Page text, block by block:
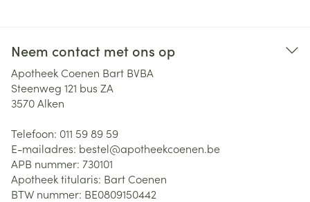
Neem contact met ons op
Apotheek Coenen Bart BVBA
Steenweg 121 bus ZA
3570Alken
Telefoon: 011 59 89 59
E-mailadres: bestel@apotheekcoenen.be
APB nummer: 730101
Apotheek titularis: Bart Coenen
BTW nummer: BE0809150442